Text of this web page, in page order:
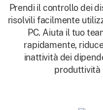
Prendi il controllo dei
risolvili facilmente
PC. Aiuta il tuo
rapidamente,
inattività dei
produttività